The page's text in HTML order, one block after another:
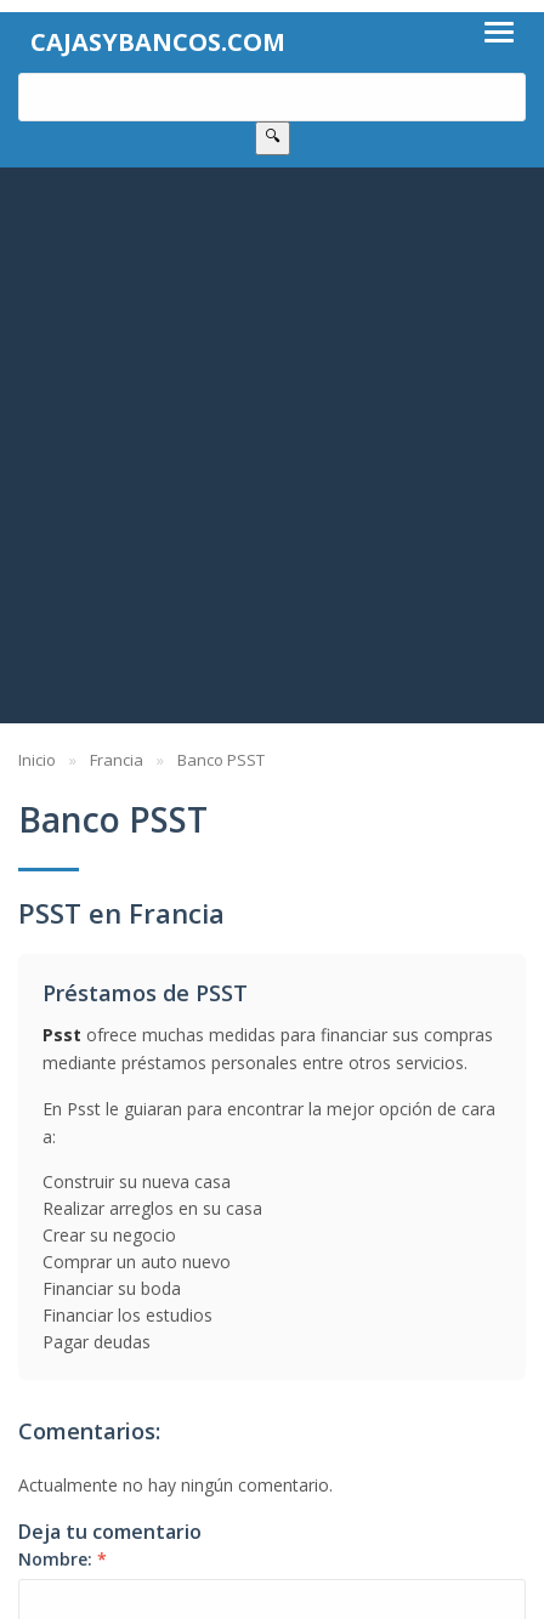
CAJASYBANCOS.COM
🔍
Inicio Francia Banco PSST
Banco PSST
PSST en Francia
Préstamos de PSST
Psst ofrece muchas medidas para financiar sus compras
mediante préstamos personales entre otros servicios.
En Psst le guiaran para encontrar la mejor opción de cara
a:
Construir su nueva casa
Realizar arreglos en su casa
Crear su negocio
Comprar un auto nuevo
Financiar su boda
Financiar los estudios
Pagar deudas
Comentarios:
Actualmente no hay ningún comentario.
Deja tu comentario
Nombre: *